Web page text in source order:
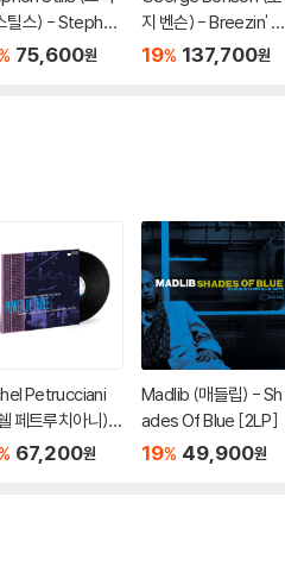
틸스) - Stephen
[SACD Hybrid]
75,600원
지 벤슨) - Breezin' [2
LP]
19% 137,700원
Petrucciani
페트루치아니) -
of Three [L
67,200원
Madlib (매들립) - Sh
ades Of Blue [2LP]
19% 49,900원